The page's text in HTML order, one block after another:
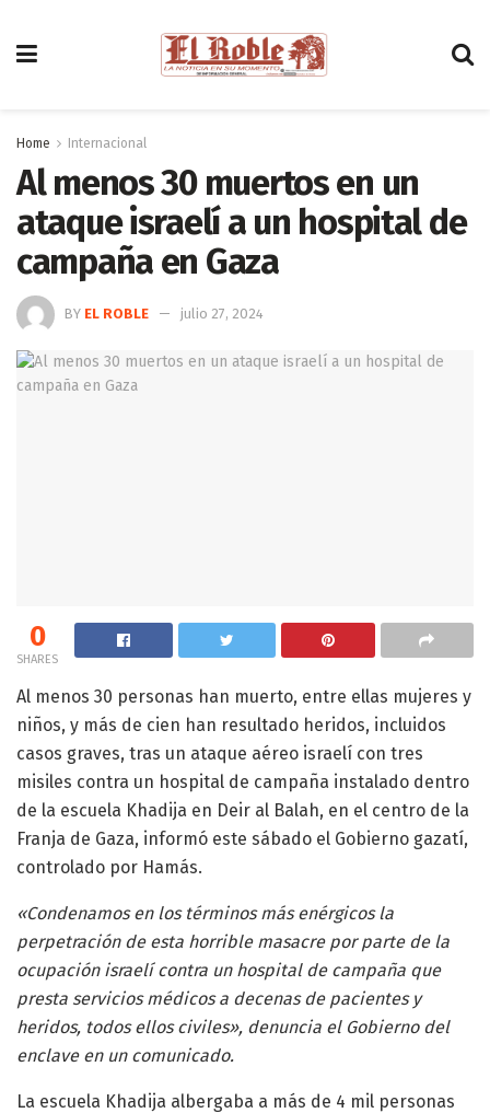
Home Internacional
Al menos 30 muertos en un
ataque israelí a un hospital de
campaña en Gaza
BY EL ROBLE julio 27, 2024
0
SHARES
Al menos 30 personas han muerto, entre ellas mujeres y
niños, y más de cien han resultado heridos, incluidos
casos graves, tras un ataque aéreo israelí con tres
misiles contra un hospital de campaña instalado dentro
de la escuela Khadija en Deir al Balah, en el centro de la
Franja de Gaza, informó este sábado el Gobierno gazatí,
controlado por Hamás.
«Condenamos en los términos más enérgicos la
perpetración de esta horrible masacre por parte de la
ocupación israelí contra un hospital de campaña que
presta servicios médicos a decenas de pacientes y
heridos, todos ellos civiles», denuncia el Gobierno del
enclave en un comunicado.
La escuela Khadija albergaba a más de 4 mil personas